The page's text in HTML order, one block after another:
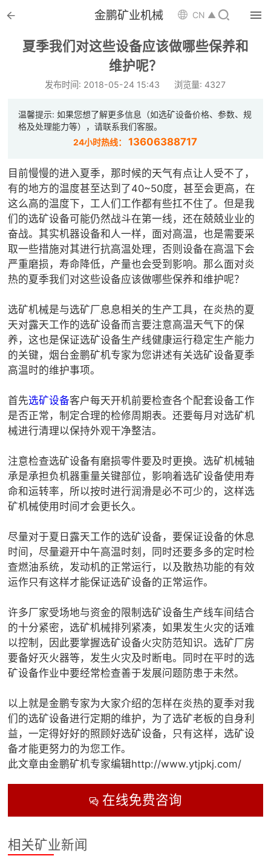
 金鹏矿业机械 CN ▲ 
夏季我们对这些设备应该做哪些保养和
维护呢？
发布时间: 2018-05-24 15:43 浏览量: 4327
温馨提示: 如果您想了解更多信息（如选矿设备价格、参数、规
格及处理能力等），请联系我们客服。
24小时热线：13606388717
目前慢慢的进入夏季，那时候的天气有点让人受不了，
有的地方的温度甚至达到了40~50度，甚至会更高，在
这么高的温度下，工人们工作都有些扛不住了。但是我
们的选矿设备可能仍然战斗在第一线，还在兢兢业业的
奋战。其实机器设备和人一样，面对高温，也是需要采
取一些措施对其进行抗高温处理，否则设备在高温下会
严重磨损，寿命降低，产量也会受到影响。那么面对炎
热的夏季我们对这些设备应该做哪些保养和维护呢？
选矿机械是与选矿厂息息相关的生产工具，在炎热的夏
天对露天工作的选矿设备而言要注意高温天气下的保
养，这也是保证选矿设备生产线健康运行稳定生产能力
的关键，烟台金鹏矿机专家为您讲述有关选矿设备夏季
高温时的维护事项。
首先选矿设备客户每天开机前要检查各个配套设备工作
是否正常，制定合理的检修周期表。还要每月对选矿机
械进行清理以保持外观干净整洁。
注意检查选矿设备有磨损零件要及时更换。选矿机械轴
承是承担负机器重量关键部位，影响着选矿设备使用寿
命和运转率，所以按时进行润滑是必不可少的，这样选
矿机械使用时间才会更长久。
尽量对于夏日露天工作的选矿设备，要保证设备的休息
时间，尽量避开中午高温时刻，同时还要多多的定时检
查燃油系统，发动机的正常运行，以及散热功能的有效
运作只有这样才能保证选矿设备的正常运作。
许多厂家受场地与资金的限制选矿设备生产线车间结合
的十分紧密，选矿机械排列紧凑，如果发生火灾的话难
以控制，因此要掌握选矿设备火灾防范知识。选矿厂房
要备好灭火器等，发生火灾及时断电。同时在平时的选
矿设备作业中要经常检查善于发展问题防患于未然。
以上就是金鹏专家为大家介绍的怎样在炎热的夏季对我
们的选矿设备进行定期的维护，为了选矿老板的自身利
益，一定得好好的照顾好选矿设备，只有这样，选矿设
备才能更努力的为您工作。
此文章由金鹏矿机专家编辑http://www.ytjpkj.com/
在线免费咨询
相关矿业新闻
 首页

 解决方案
 案例中心
 服务体系
 新闻中心
 矿山设计院
 选矿实验室
 关于金鹏
专家团队